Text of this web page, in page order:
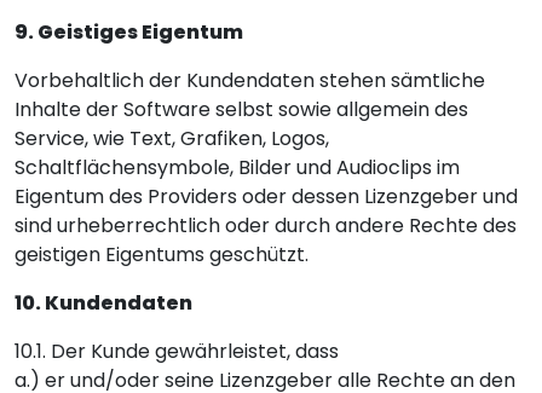
9. Geistiges Eigentum
Vorbehaltlich der Kundendaten stehen sämtliche
Inhalte der Software selbst sowie allgemein des
Service, wie Text, Grafiken, Logos,
Schaltflächensymbole, Bilder und Audioclips im
Eigentum des Providers oder dessen Lizenzgeber und
sind urheberrechtlich oder durch andere Rechte des
geistigen Eigentums geschützt.
10. Kundendaten
10.1. Der Kunde gewährleistet, dass
a.) er und/oder seine Lizenzgeber alle Rechte an den